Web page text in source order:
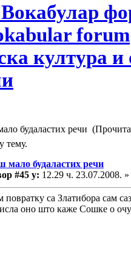
forum
култура и
будаластих речи
тему.
мало будаластих речи
#45 у: 12.29 ч. 23.07.2008. »
повратку са Златибора сам
оно што каже Сошке о